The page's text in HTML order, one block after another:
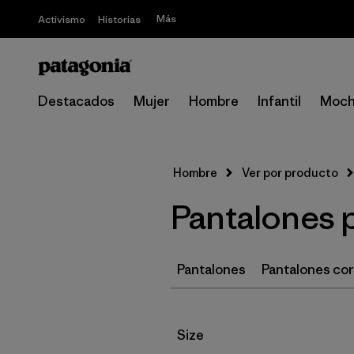
Activismo Historias Más
Destacados Mujer Hombre Infantil
Hombre Ver por producto
Pantalones
Pantalones Pantalones
Filtrar por
Size